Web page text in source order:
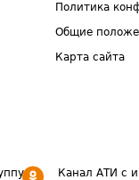
Политика
Общие
Карта сайта
Канал АТИ с